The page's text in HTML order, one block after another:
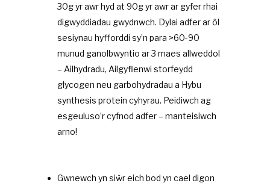
30g yr awr hyd at 90g yr awr ar gyfer rhai
digwyddiadau gwydnwch. Dylai adfer ar ôl
sesiynau hyfforddi sy’n para >60-90
munud ganolbwyntio ar 3 maes allweddol
– Ailhydradu, Ailgyflenwi storfeydd
glycogen neu garbohydradau a Hybu
synthesis protein cyhyrau. Peidiwch ag
esgeuluso’r cyfnod adfer – manteisiwch
arno!
Gwnewch yn siŵr eich bod yn cael digon